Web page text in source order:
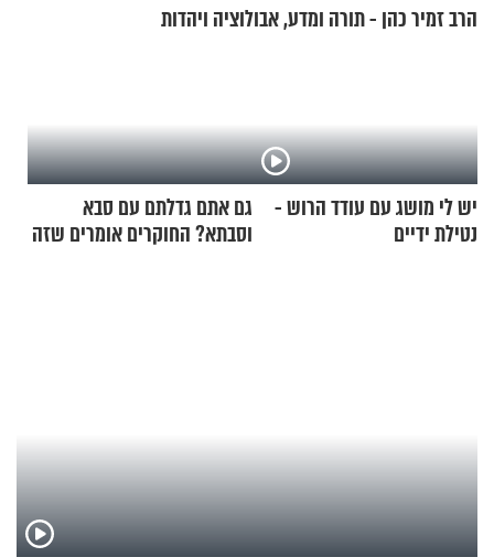
הרב זמיר כהן - תורה ומדע, אבולוציה ויהדות
יש לי מושג עם עודד הרוש -
נטילת ידיים
גם אתם גדלתם עם סבא
וסבתא? החוקרים אומרים שזה